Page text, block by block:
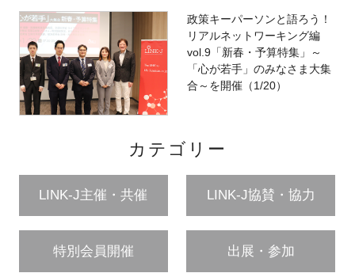
政策キーパーソンと語ろう！
リアルネットワーキング編
vol.9「新春・予算特集」～
「心が若手」のみなさま大集
合～を開催（1/20）
カテゴリー
LINK-J主催・共催 LINK-J協賛・協力
特別会員開催 出展・参加